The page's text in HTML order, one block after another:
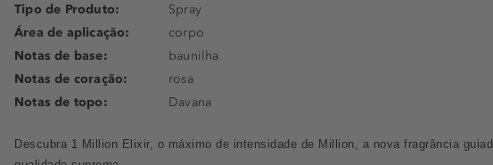
Descubra 1 Million Elixir, o máximo de intensidade de Million, a nova fragrância
Tipo de Produto:
Spray
Área de aplicação:
corpo
Notas de base:
baunilha
Notas de coração:
rosa
Notas de topo:
Davana